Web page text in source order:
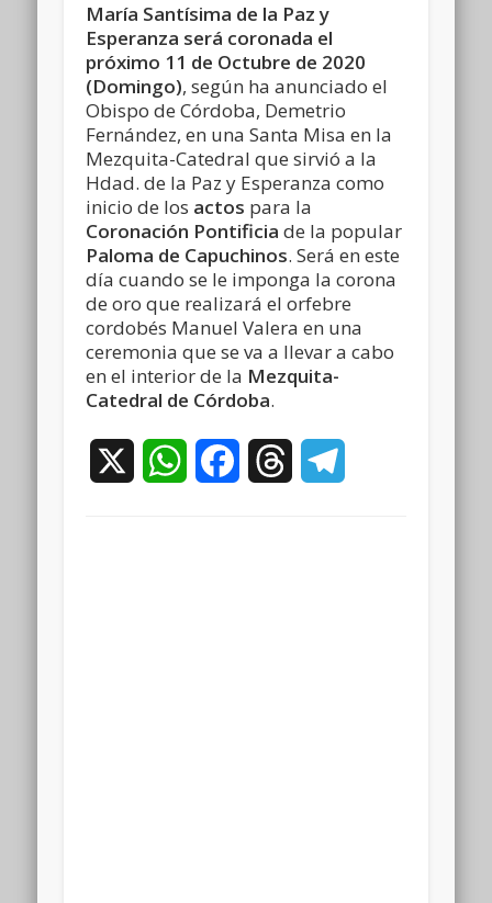
María Santísima de la Paz y
Esperanza será coronada el
próximo 11 de Octubre de 2020
(Domingo), según ha anunciado el
Obispo de Córdoba, Demetrio
Fernández, en una Santa Misa en la
Mezquita-Catedral que sirvió a la
Hdad. de la Paz y Esperanza como
inicio de los actos para la
Coronación Pontificia de la popular
Paloma de Capuchinos. Será en este
día cuando se le imponga la corona
de oro que realizará el orfebre
cordobés Manuel Valera en una
ceremonia que se va a llevar a cabo
en el interior de la Mezquita-
Catedral de Córdoba.
WhatsAppFacebookThreads